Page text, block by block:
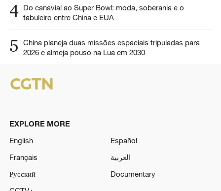
4 Do canavial ao Super Bowl: moda, soberania e o
tabuleiro entre China e EUA
5
China planeja duas missões espaciais tripuladas para
2026 e almeja pouso na Lua em 2030
EXPLORE MORE
English
Español
Français
العربية
Русский
Documentary